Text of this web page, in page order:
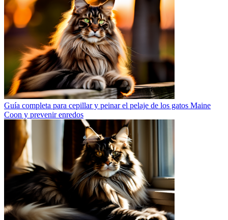
Guía completa para cepillar y peinar el pelaje de los gatos Maine
Coon y prevenir enredos